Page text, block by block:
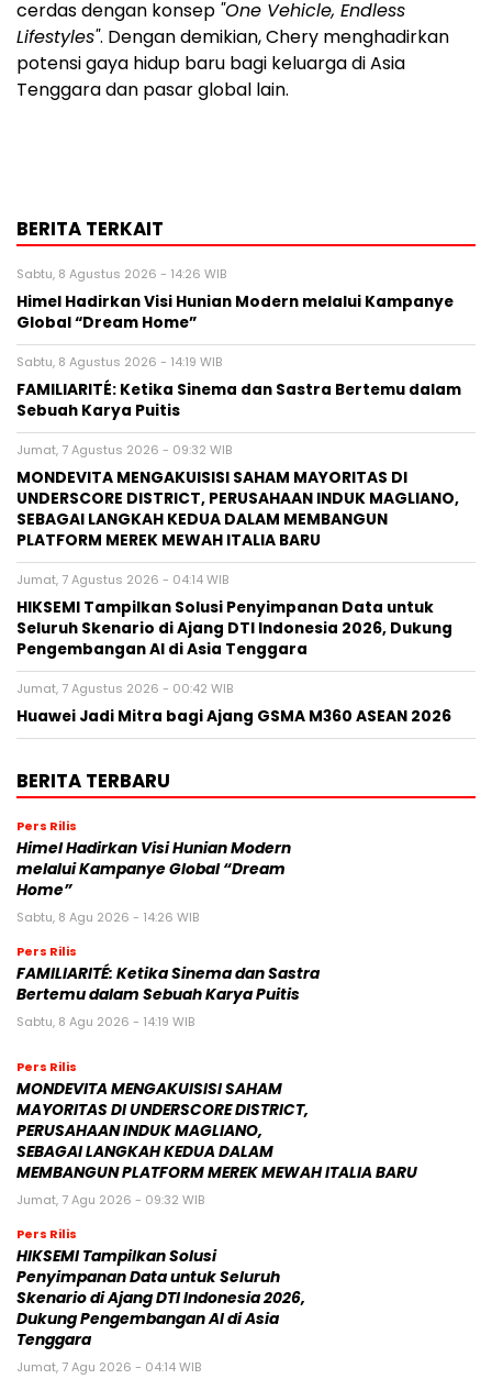
cerdas dengan konsep "One Vehicle, Endless
Lifestyles". Dengan demikian, Chery menghadirkan
potensi gaya hidup baru bagi keluarga diAsia
Tenggaradan pasar global lain.
BERITA TERKAIT
Sabtu, 8 Agustus 2026 - 14:26 WIB
Himel Hadirkan Visi Hunian Modern melalui Kampanye
Global “Dream Home”
Sabtu, 8 Agustus 2026 - 14:19 WIB
FAMILIARITÉ: Ketika Sinema dan Sastra Bertemu dalam
Sebuah Karya Puitis
Jumat, 7 Agustus 2026 - 09:32 WIB
MONDEVITA MENGAKUISISI SAHAM MAYORITAS DI
UNDERSCORE DISTRICT, PERUSAHAAN INDUK MAGLIANO,
SEBAGAI LANGKAH KEDUA DALAM MEMBANGUN
PLATFORM MEREK MEWAH ITALIA BARU
Jumat, 7 Agustus 2026 - 04:14 WIB
HIKSEMI Tampilkan Solusi Penyimpanan Data untuk
Seluruh Skenario di Ajang DTI Indonesia 2026, Dukung
Pengembangan AI di Asia Tenggara
Jumat, 7 Agustus 2026 - 00:42 WIB
Huawei Jadi Mitra bagi Ajang GSMA M360 ASEAN 2026
BERITA TERBARU
Pers Rilis
Himel Hadirkan Visi Hunian Modern
melalui Kampanye Global “Dream
Home”
Sabtu, 8 Agu 2026 - 14:26 WIB
Pers Rilis
FAMILIARITÉ: Ketika Sinema dan Sastra
Bertemu dalam Sebuah Karya Puitis
Sabtu, 8 Agu 2026 - 14:19 WIB
Pers Rilis
MONDEVITA MENGAKUISISI SAHAM
MAYORITAS DI UNDERSCORE DISTRICT,
PERUSAHAAN INDUK MAGLIANO,
SEBAGAI LANGKAH KEDUA DALAM
MEMBANGUN PLATFORM MEREK MEWAH ITALIA BARU
Jumat, 7 Agu 2026 - 09:32 WIB
Pers Rilis
HIKSEMI Tampilkan Solusi
Penyimpanan Data untuk Seluruh
Skenario di Ajang DTI Indonesia 2026,
Dukung Pengembangan AI di Asia
Tenggara
Jumat, 7 Agu 2026 - 04:14 WIB